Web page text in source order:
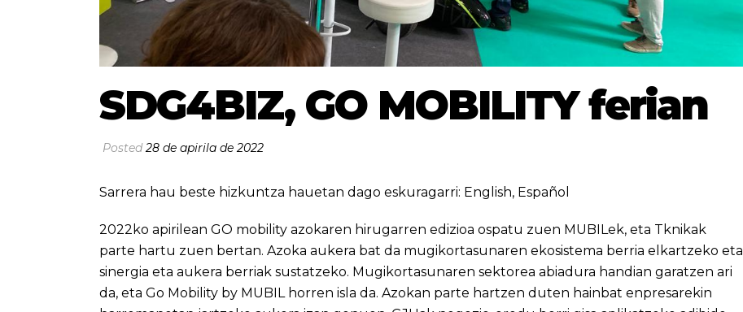
SDG4BIZ, GO MOBILITY ferian
Posted28 de apirila de 2022
Sarrera hau beste hizkuntza hauetan dago eskuragarri: English, Español
2022ko apirilean GO mobility azokaren hirugarren edizioa ospatu zuen MUBILek, eta Tknikak
parte hartu zuen bertan. Azoka aukera bat da mugikortasunaren ekosistema berria elkartzeko eta
sinergia eta aukera berriak sustatzeko. Mugikortasunaren sektorea abiadura handian garatzen ari
da, eta Go Mobility by MUBIL horren isla da. Azokan parte hartzen duten hainbat enpresarekin